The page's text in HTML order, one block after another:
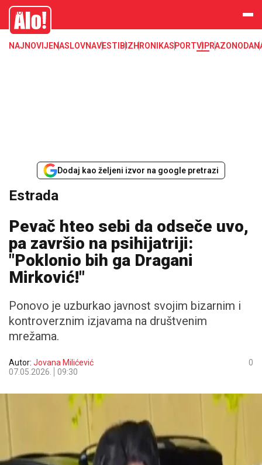
Estrada, poznati, VIP
Alo
NAJNOVIJENASLOVNAVESTI BIZHRONIKASPORTVIPRAZONODA
Dodaj kao željeni izvor na google pretrazi
Estrada
Pevač hteo sebi da odseče uvo,
pa završio na psihijatriji:
"Poklonio bih ga Dragani
Mirković!"
Ponovo je uzburkao javnost svojim bizarnim i
kontroverznim izjavama na društvenim
mrežama.
Autor: Jovana Milićević
07.05.2026.
09:30
0